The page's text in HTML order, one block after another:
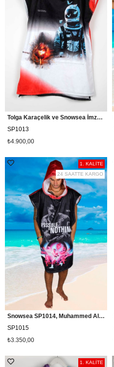
Tolga Karaçelik ve Snowsea İmzalı Kelebekler Film Plaj Pançosu Özel Tasarım Sörf Pançosu
SP1013
₺4.900,00
Snowsea SP1014, Muhammed Ali Sörf Pançosu, Havlu Panço
SP1015
₺3.350,00
1. KALİTE
24 SAATTE KARGO
1. KALİTE